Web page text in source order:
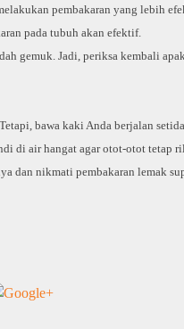
pembakaran yang lebih
pada tubuh akan efektif.
gemuk. Jadi, periksa kembali
bawa kaki Anda berjalan
di air hangat agar otot-otot tetap
dan nikmati pembakaran lemak